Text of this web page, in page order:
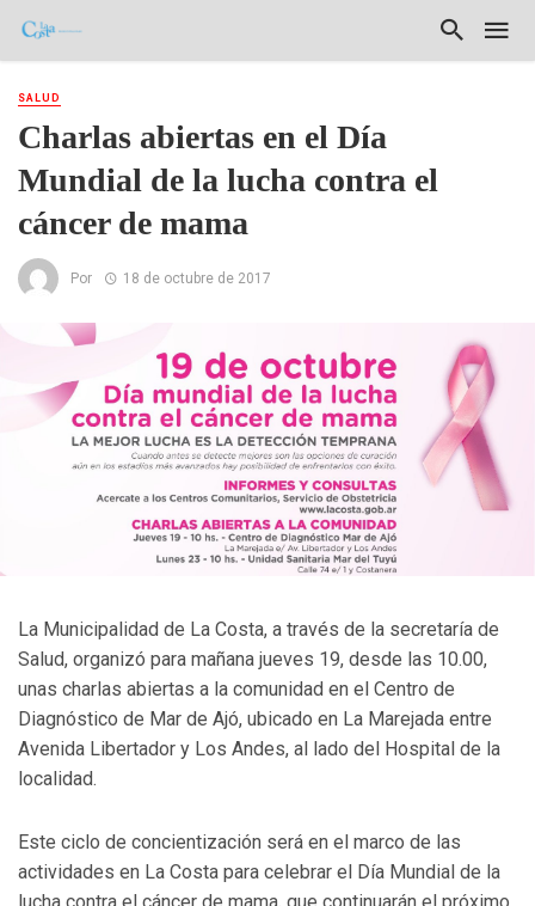
SALUD
Charlas abiertas en el Día
Mundial de la lucha contra el
cáncer de mama
Por 18 de octubre de 2017
La Municipalidad de La Costa, a través de la secretaría de
Salud, organizó para mañana jueves 19, desde las 10.00,
unas charlas abiertas a la comunidad en el Centro de
Diagnóstico de Mar de Ajó, ubicado en La Marejada entre
Avenida Libertador y Los Andes, al lado del Hospital de la
localidad.
Este ciclo de concientización será en el marco de las
actividades en La Costa para celebrar el Día Mundial de la